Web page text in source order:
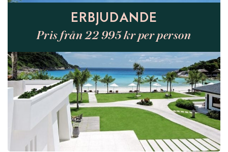
ERBJUDANDE
Pris från 22 995 kr per person